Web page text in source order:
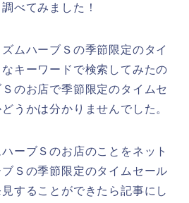
べてみました！
ムハーブＳの季節限定のタイ
キーワードで検索してみたの
のお店で季節限定のタイムセ
うかは分かりませんでした。
ーブＳのお店のことをネット
Ｓの季節限定のタイムセール
することができたら記事にし